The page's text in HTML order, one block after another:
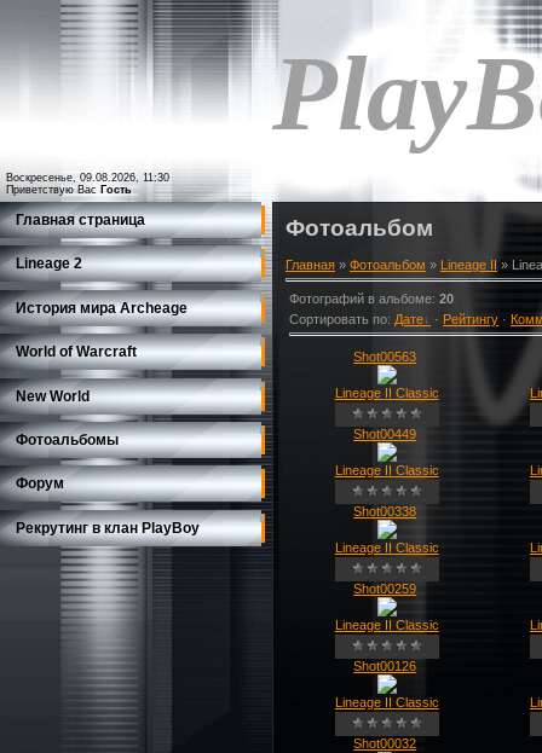
Воскресенье, 09.08.2026, 11:30
Приветствую Вас Гость
Главная страница
Lineage 2
История мира Archeage
World of Warcraft
New World
Фотоальбомы
Форум
Рекрутинг в клан PlayBoy
Фотоальбом
Главная » Фотоальбом » Lineage II »
Фотографий в альбоме: 20
Сортировать по: Дате · Рейтингу ·
Shot00563
Lineage II Classic
Shot00449
Lineage II Classic
Shot00338
Lineage II Classic
Shot00259
Lineage II Classic
Shot00126
Lineage II Classic
Shot00032